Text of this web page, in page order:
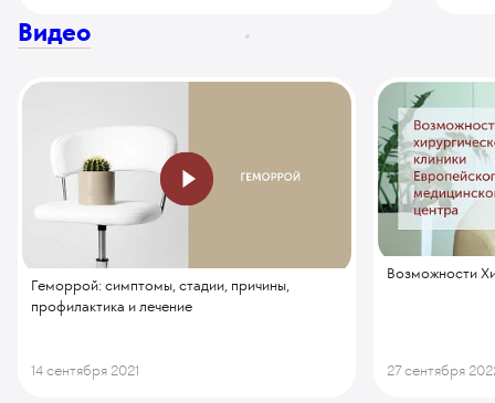
Видео
Геморрой: симптомы, стадии, причины,
профилактика и лечение
14 сентября 2021
Возможности
27 сентября